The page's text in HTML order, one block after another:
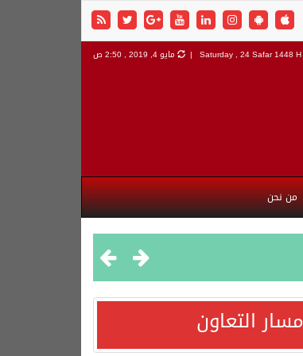
Saturday , 24 Safar 1448 مايو 4, 2019 , 2:50 ص
من نحن
التعاون